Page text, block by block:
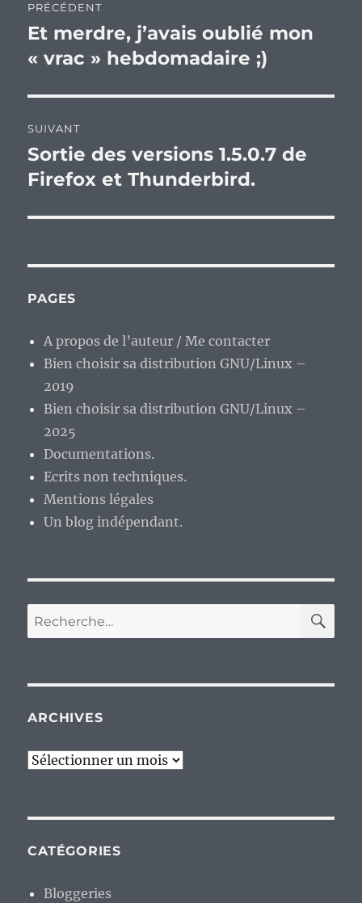
de
l’article
PRÉCÉDENT
Publication
précédente :
Et merdre, j’avais oublié mon
« vrac » hebdomadaire ;)
SUIVANT
Publication
suivante :
Sortie des versions 1.5.0.7 de
Firefox et Thunderbird.
PAGES
A propos de l’auteur / Me contacter
Bien choisir sa distribution GNU/Linux –
2019
Bien choisir sa distribution GNU/Linux –
2025
Documentations.
Ecrits non techniques.
Mentions légales
Un blog indépendant.
Recherche
pour :
ARCHIVES
Archives
CATÉGORIES
Bloggeries